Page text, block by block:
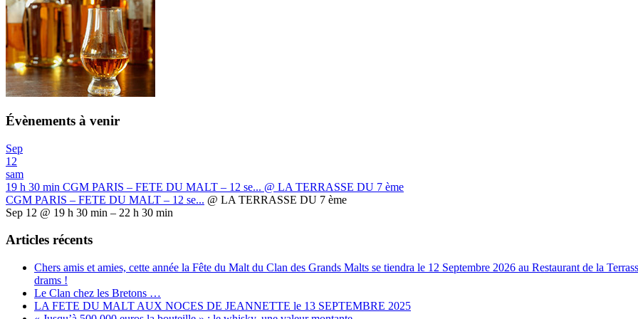
Évènements à venir
Sep
12
sam
19 h 30 min CGM PARIS – FETE DU MALT – 12 se... @ LA TERRASSE DU 7 ème
CGM PARIS – FETE DU MALT – 12 se... @ LA TERRASSE DU 7 ème
Sep 12 @ 19 h 30 min – 22 h 30 min
Articles récents
Chers amis et amies, cette année la Fête du Malt du Clan des Grands Malts se tiendra le 12 Septembre 2026 au Restaurant de la
drams !
Le Clan chez les Bretons …
LA FETE DU MALT AUX NOCES DE JEANNETTE le 13 SEPTEMBRE 2025